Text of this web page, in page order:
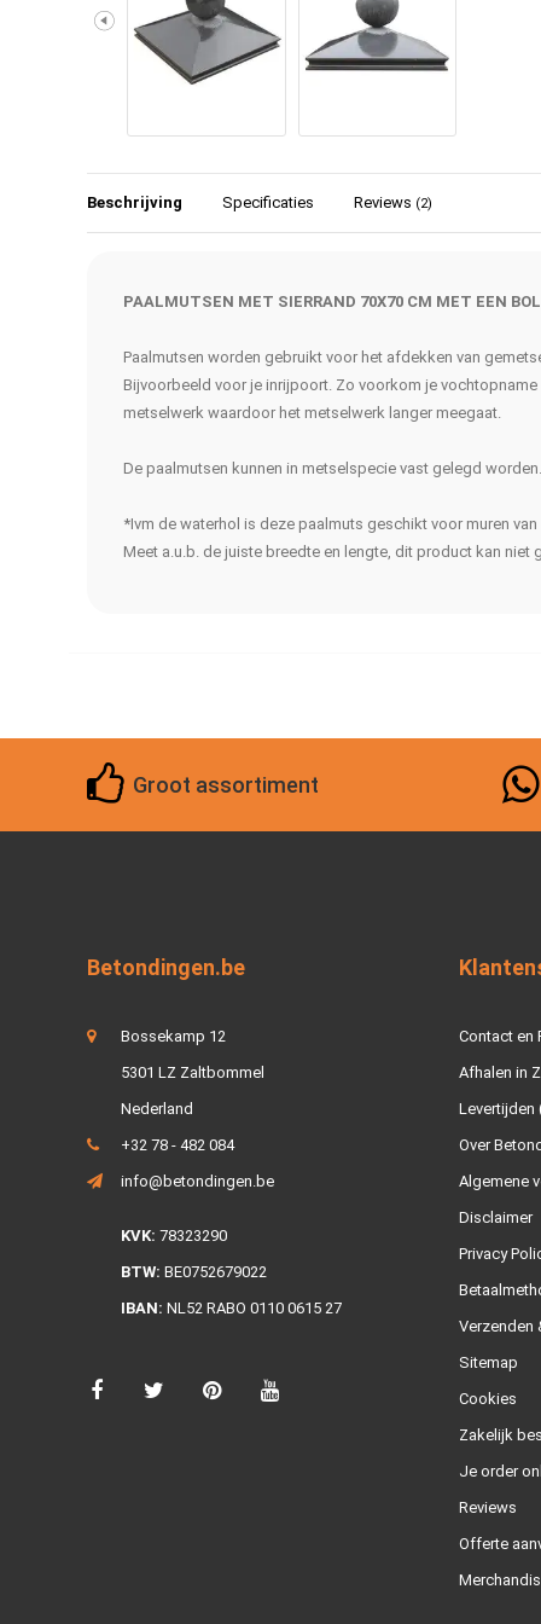
Beschrijving Specificaties Reviews (2)
PAALMUTSEN MET SIERRAND 70X70 CM MET EEN
Paalmutsen worden gebruikt voor het afdekken van
Bijvoorbeeld voor je inrijpoort. Zo voorkom je
metselwerk waardoor het metselwerk langer meegaat.
De paalmutsen kunnen in metselspecie vast gelegd worden.
*Ivm de waterhol is deze paalmuts geschikt voor muren
Meet a.u.b. de juiste breedte en lengte, dit product kan niet
Groot assortiment
Betondingen.be
Bossekamp 12
5301 LZ Zaltbommel
Nederland
+32 78 - 482 084
info@betondingen.be
KVK: 78323290
BTW: BE0752679022
IBAN: NL52 RABO 0110 0615 27
Contact en
Afhalen in
Levertijden
Over
Algemene
Disclaimer
Privacy
Verzenden
Sitemap
Cookies
Zakelijk
Je order
Reviews
Offerte